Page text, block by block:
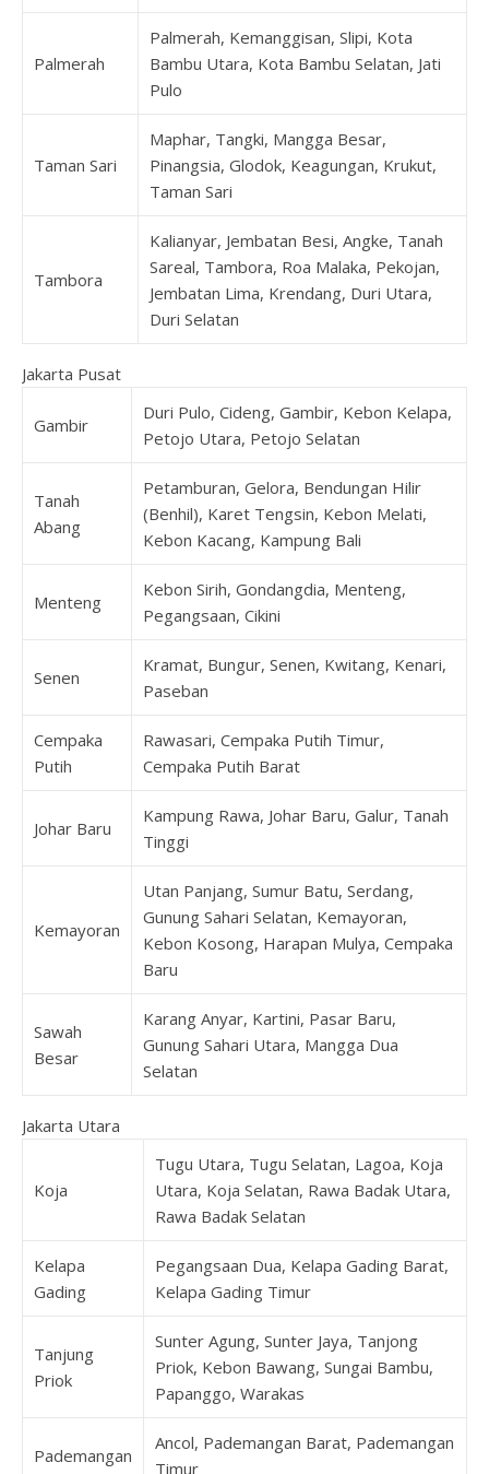
Palmerah
Palmerah, Kemanggisan, Slipi, Kota
Bambu Utara, Kota Bambu Selatan, Jati
Pulo
Taman Sari
Maphar, Tangki, Mangga Besar,
Pinangsia, Glodok, Keagungan, Krukut,
Taman Sari
Tambora
Kalianyar, Jembatan Besi, Angke, Tanah
Sareal, Tambora, Roa Malaka, Pekojan,
Jembatan Lima, Krendang, Duri Utara,
Duri Selatan
Jakarta Pusat
Gambir
Duri Pulo, Cideng, Gambir, Kebon Kelapa,
Petojo Utara, Petojo Selatan
Tanah
Abang
Petamburan, Gelora, Bendungan Hilir
(Benhil), Karet Tengsin, Kebon Melati,
Kebon Kacang, Kampung Bali
Menteng
Kebon Sirih, Gondangdia, Menteng,
Pegangsaan, Cikini
Senen
Kramat, Bungur, Senen, Kwitang, Kenari,
Paseban
Cempaka
Putih
Rawasari, Cempaka Putih Timur,
Cempaka Putih Barat
Johar Baru
Kampung Rawa, Johar Baru, Galur, Tanah
Tinggi
Kemayoran
Utan Panjang, Sumur Batu, Serdang,
Gunung Sahari Selatan, Kemayoran,
Kebon Kosong, Harapan Mulya, Cempaka
Baru
Sawah
Besar
Karang Anyar, Kartini, Pasar Baru,
Gunung Sahari Utara, Mangga Dua
Selatan
Jakarta Utara
Koja
Tugu Utara, Tugu Selatan, Lagoa, Koja
Utara, Koja Selatan, Rawa Badak Utara,
Rawa Badak Selatan
Kelapa
Gading
Pegangsaan Dua, Kelapa Gading Barat,
Kelapa Gading Timur
Tanjung
Priok
Sunter Agung, Sunter Jaya, Tanjong
Priok, Kebon Bawang, Sungai Bambu,
Papanggo, Warakas
Pademangan
Ancol, Pademangan Barat, Pademangan
Timur